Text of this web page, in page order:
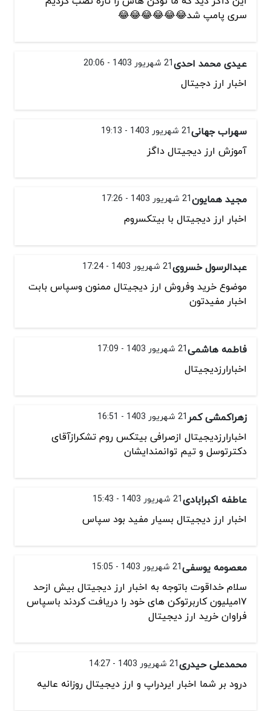
سری پامپ شد😂😂😂😂😂😂
عیدی محمد احدی21 شهریور 1403 - 20:06
اخبار ارز دجیتال
سهراب جهانی21 شهریور 1403 - 19:13
آموزش ارز دیجیتال داگز
مجید همایون21 شهریور 1403 - 17:26
اخبار ارز دیجیتال با بیتکسروم
عبدالرسول خسروی21 شهریور 1403 - 17:24
موضوع خرید وفروش ارز دیجیتال ممنون وسپاس بابت
اخبار مفیدتون
فاطمه هاشمی21 شهریور 1403 - 17:09
اخبارارزدیجیتال
زهراکمشی کمر21 شهریور 1403 - 16:51
اخبارارزدیجیتال ازصرافی بیتکس روم تشکرازآقای
دکترتوسل و تیم توانمندایشان
عاطفه اکبرابادی21 شهریور 1403 - 15:43
اخبار ارز دیجیتال بسیار مفید بود سپاس
معصومه یوسفی21 شهریور 1403 - 15:05
سلام خداقوت باتوجه به اخبار ارز دیجیتال بیش ازحد
۱۷میلیون کاربرتوکن های خود را دریافت کردند باسپاس
فراوان خرید ارز دیجیتال
محمدعلی حیدری21 شهریور 1403 - 14:27
درود بر شما اخبار ایردراپ و ارز دیجیتال روزانه عالیه